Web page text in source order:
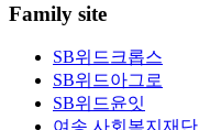
Family site
SB위드크롭스
SB위드아그로
SB위드윤잇